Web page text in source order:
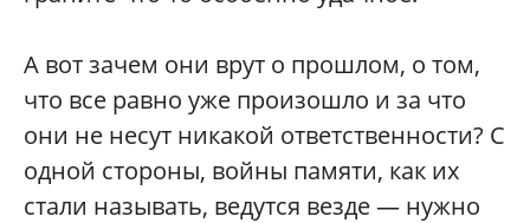
А вот зачем они врут о прошлом, о том,
что все равно уже произошло и за что
они не несут никакой ответственности? С
одной стороны, войны памяти, как их
стали называть, ведутся везде — нужно